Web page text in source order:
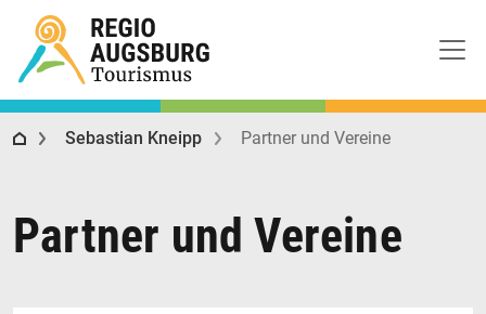
Regio Augsburg Tourismus
Sebastian Kneipp Partner und Vereine
Partner und Vereine